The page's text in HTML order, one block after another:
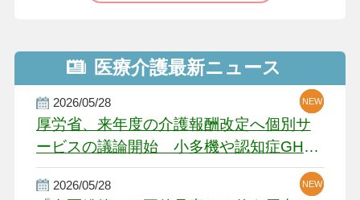
医療介護最新ニュース
2026/05/28
厚労省、来年度の介護報酬改定へ個別サ
ービスの議論開始 小多機や認知症GH、
厳しい経営環境に危機感
NEW
NEW
NEW
2026/05/28 NEW
NEW